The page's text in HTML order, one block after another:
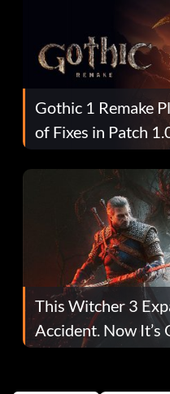
Gothic 1 Remake
of Fixes in Patch
This Witcher 3
Accident. Now It’s